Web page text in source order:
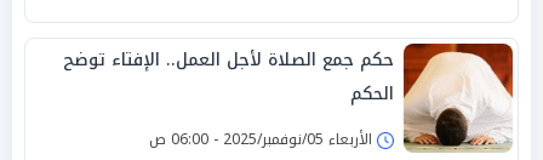
حكم جمع الصلاة لأجل العمل.. الإفتاء توضح
الحكم
الأربعاء 05/نوفمبر/2025 - 06:00 ص